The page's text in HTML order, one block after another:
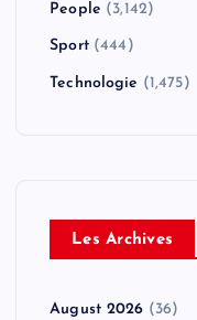
People (3,142)
Sport(444)
Technologie (1,475)
Les Archives
August 2026 (36)